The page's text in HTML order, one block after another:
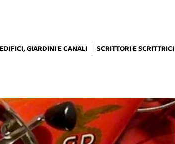
EDIFICI, GIARDINI E CANALI SCRITTORI E SCRITTRICI